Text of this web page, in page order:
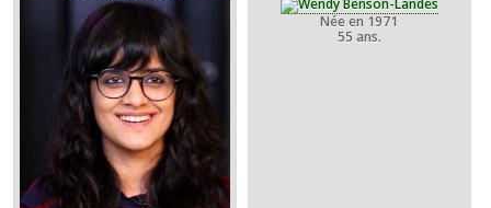
Née en 1971
55 ans.